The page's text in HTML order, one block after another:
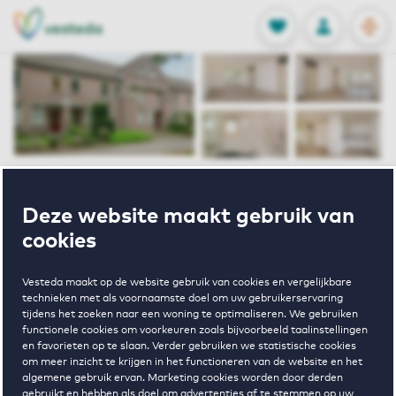
Deze website maakt gebruik van
cookies
Vesteda maakt op de website gebruik van cookies en vergelijkbare
technieken met als voornaamste doel om uw gebruikerservaring
tijdens het zoeken naar een woning te optimaliseren. We gebruiken
functionele cookies om voorkeuren zoals bijvoorbeeld taalinstellingen
en favorieten op te slaan. Verder gebruiken we statistische cookies
om meer inzicht te krijgen in het functioneren van de website en het
algemene gebruik ervan. Marketing cookies worden door derden
FAVORIETEN
Opgeslagen
INLOGGEN
NL
EN
Woenselse Watermolen
Santvlietmolen
21 Eindhoven